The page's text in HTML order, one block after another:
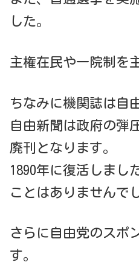
した。
主権在民や一院制を
ちなみに機関誌は自
自由新聞は政府の弾
廃刊となります。
1890年に復活しまし
ことはありませんで
さらに自由党のスポ
す。